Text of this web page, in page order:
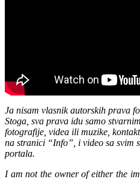
Ja nisam vlasnik autorskih prava
Stoga, sva prava idu samo
fotografije, videa ili muzike,
na stranici “Info”, i video sa svim
portala.
I am not the owner of either the